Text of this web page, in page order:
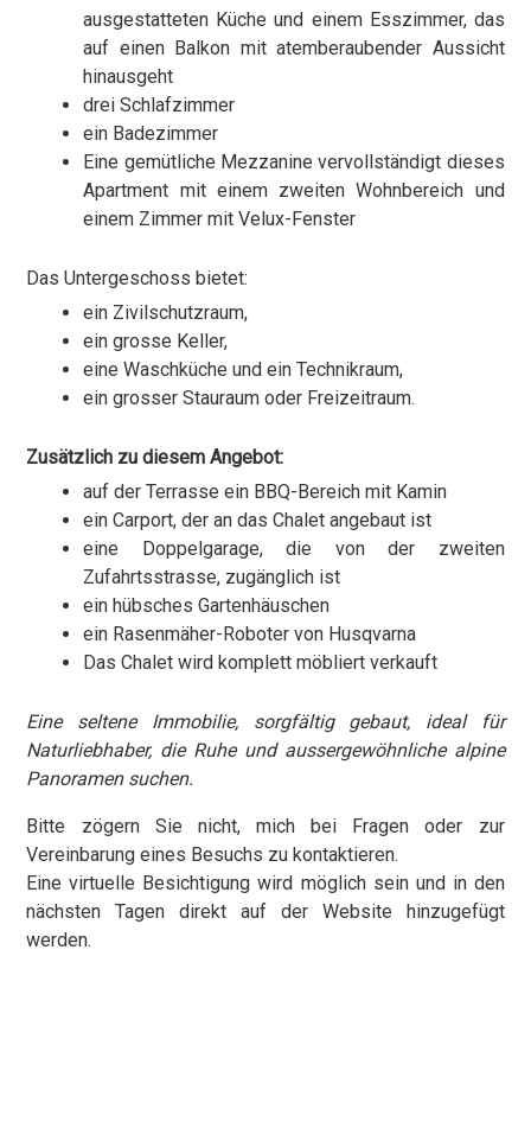
ausgestatteten Küche und einem Esszimmer, das
auf einen Balkon mit atemberaubender Aussicht
hinausgeht
drei Schlafzimmer
ein Badezimmer
Eine gemütliche Mezzanine vervollständigt dieses
Apartment mit einem zweiten Wohnbereich und
einem Zimmer mit Velux-Fenster
Das Untergeschoss bietet:
ein Zivilschutzraum,
ein grosse Keller,
eine Waschküche und ein Technikraum,
ein grosser Stauraum oder Freizeitraum.
Zusätzlich zu diesem Angebot:
auf der Terrasse ein BBQ-Bereich mit Kamin
ein Carport, der an das Chalet angebaut ist
eine Doppelgarage, die von der zweiten
Zufahrtsstrasse, zugänglich ist
ein hübsches Gartenhäuschen
ein Rasenmäher-Roboter von Husqvarna
Das Chalet wird komplett möbliert verkauft
Eine seltene Immobilie, sorgfältig gebaut, ideal für
Naturliebhaber, die Ruhe und aussergewöhnliche alpine
Panoramen suchen.
Bitte zögern Sie nicht, mich bei Fragen oder zur
Vereinbarung eines Besuchs zu kontaktieren.
Eine virtuelle Besichtigung wird möglich sein und in den
nächsten Tagen direkt auf der Website hinzugefügt
werden.